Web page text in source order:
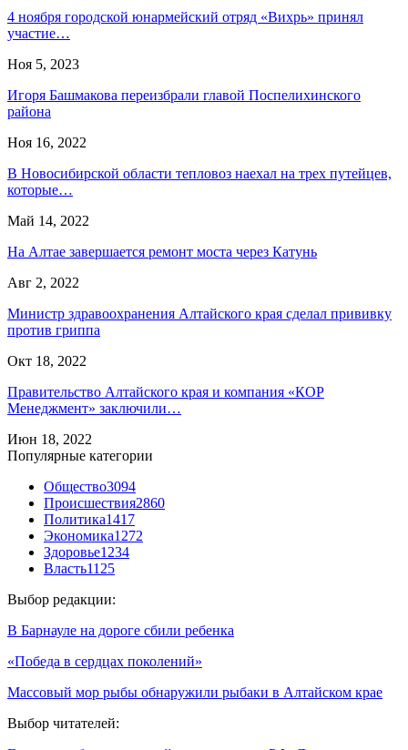
4 ноября городской юнармейский отряд «Вихрь» принял
участие…
Ноя 5, 2023
Игоря Башмакова переизбрали главой Поспелихинского
района
Ноя 16, 2022
В Новосибирской области тепловоз наехал на трех путейцев,
которые…
Май 14, 2022
На Алтае завершается ремонт моста через Катунь
Авг 2, 2022
Министр здравоохранения Алтайского края сделал прививку
против гриппа
Окт 18, 2022
Правительство Алтайского края и компания «КОР
Менеджмент» заключили…
Июн 18, 2022
Популярные категории
Общество3094
Происшествия2860
Политика1417
Экономика1272
Здоровье1234
Власть1125
Выбор редакции:
В Барнауле на дороге сбили ребенка
«Победа в сердцах поколений»
Массовый мор рыбы обнаружили рыбаки в Алтайском крае
Выбор читателей: